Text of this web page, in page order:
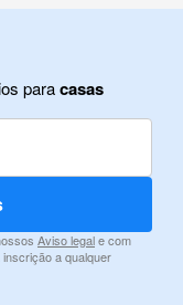
paracasas
Aviso legale com
inscrição a qualquer